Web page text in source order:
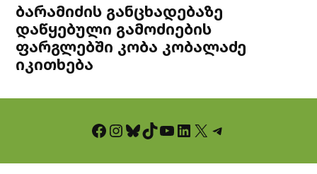
ბარამიძის განცხადებაზე
დაწყებული გამოძიების
ფარგლებში კობა კობალაძე
იკითხება
Facebook InstagramBluesky TikTok YouTube LinkedIn X Telegram